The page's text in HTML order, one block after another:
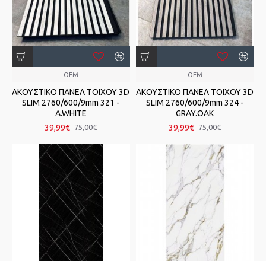
OEM
ΑΚΟΥΣΤΙΚΟ ΠΑΝΕΛ TOIXOY 3D
SLIM 2760/600/9mm 321 -
A.WΗΙΤΕ
39,99€ 75,00€
OEM
ΑΚΟΥΣΤΙΚΟ ΠΑΝΕΛ TOIXOY 3D
SLIM 2760/600/9mm 324 -
GRAY.OAK
39,99€ 75,00€